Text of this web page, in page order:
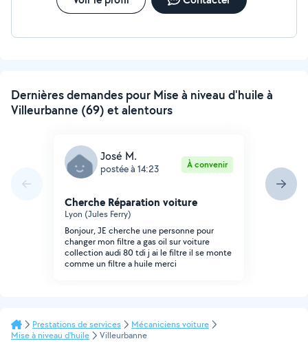
Dernières demandes pour Mise à niveau d'huile à
Villeurbanne (69) et alentours
José M.
postée à 14:23 À convenir
Cherche Réparation voiture
Lyon (Jules Ferry)
Bonjour, JE cherche une personne pour
changer mon filtre a gas oil sur voiture
collection audi 80 tdi j ai le filtre il se monte
comme un filtre a huile merci
Prestations de services
Mécaniciens voiture
Mise à niveau d'huile
Villeurbanne